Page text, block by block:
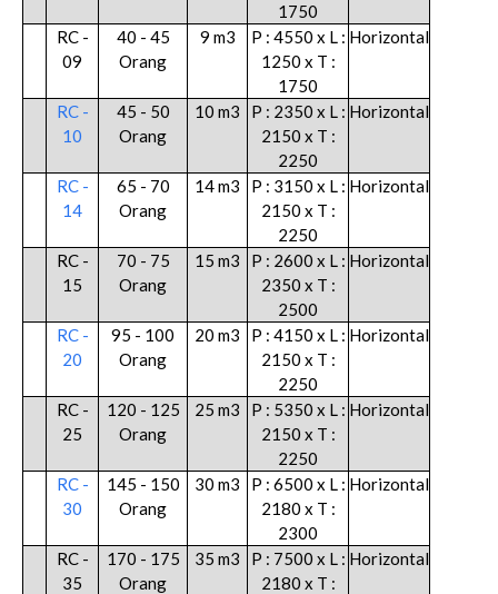
1750
RC -
09
40 - 45
Orang
9 m3
P : 4550 x L :
1250 x T :
1750
Horizontal
RC -
10
45 - 50
Orang
10 m3
P : 2350 x L :
2150 x T :
2250
Horizontal
RC -
14
65 - 70
Orang
14 m3
P : 3150 x L :
2150 x T :
2250
Horizontal
RC -
15
70 - 75
Orang
15 m3
P : 2600 x L :
2350 x T :
2500
Horizontal
RC -
20
95 - 100
Orang
20 m3
P : 4150 x L :
2150 x T :
2250
Horizontal
RC -
25
120 - 125
Orang
25 m3
P : 5350 x L :
2150 x T :
2250
Horizontal
RC -
30
145 - 150
Orang
30 m3
P : 6500 x L :
2180 x T :
2300
Horizontal
RC -
35
170 - 175
Orang
35 m3
P : 7500 x L :
2180 x T :
Horizontal